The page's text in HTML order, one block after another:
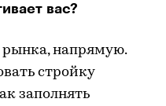
вас?
рынка, напрямую.
стройку
заполнять